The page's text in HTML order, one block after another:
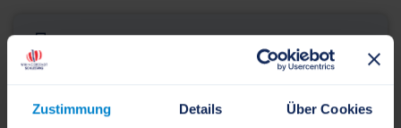
Zustimmung Details Über Cookies
Kulturstiftung
Suadicanistraße 1